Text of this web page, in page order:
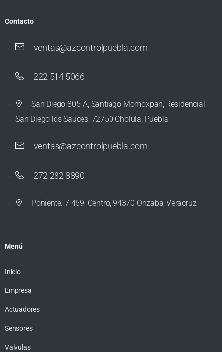
Contacto
ventas@azcontrolpuebla.com
222 514 5066
San Diego 805-A, Santiago Momoxpan, Residencial
San Diego los Sauces, 72750 Cholula, Puebla
ventas@azcontrolpuebla.com
272 282 8890
Poniente. 7 469, Centro, 94370 Orizaba, Veracruz
Menú
Inicio
Empresa
Actuadores
Sensores
Valvulas